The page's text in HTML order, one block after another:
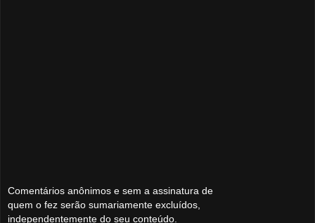
Comentários anônimos e sem a assinatura de
quem o fez serão sumariamente excluídos,
independentemente do seu conteúdo.